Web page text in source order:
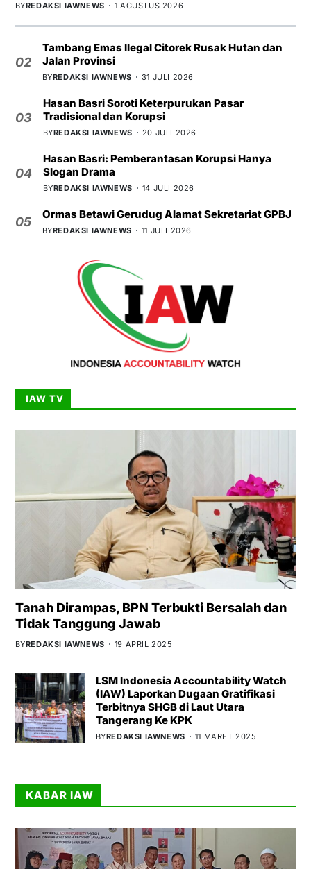
BYREDAKSI IAWNEWS 1 AGUSTUS 2026
02
Tambang Emas Ilegal Citorek Rusak Hutan dan
Jalan Provinsi
BYREDAKSI IAWNEWS 31 JULI 2026
03
Hasan Basri Soroti Keterpurukan Pasar
Tradisional dan Korupsi
BYREDAKSI IAWNEWS 20 JULI 2026
04
Hasan Basri: Pemberantasan Korupsi Hanya
Slogan Drama
BYREDAKSI IAWNEWS 14 JULI 2026
05
Ormas Betawi Gerudug Alamat Sekretariat GPBJ
BYREDAKSI IAWNEWS 11 JULI 2026
IAW TV
Tanah Dirampas, BPN Terbukti Bersalah dan
Tidak Tanggung Jawab
BYREDAKSI IAWNEWS 19 APRIL 2025
LSM Indonesia Accountability Watch
(IAW) Laporkan Dugaan Gratifikasi
Terbitnya SHGB di Laut Utara
Tangerang Ke KPK
BYREDAKSI IAWNEWS 11 MARET 2025
KABAR IAW